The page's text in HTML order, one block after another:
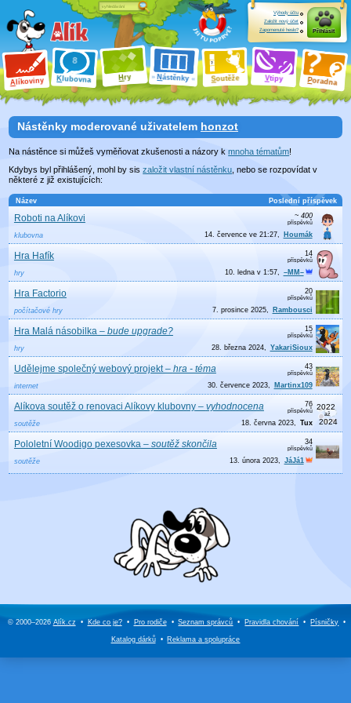
Alíkoviny Klubovna Hry Nástěnky Soutěže Vtipy Poradna
Výhody účtu
Založit nový účet
Zapomenuté heslo?
Přihlásit
Nástěnky moderované uživatelem honzot
Na nástěnce si můžeš vyměňovat zkušenosti a názory kmnoha tématům!
Kdybys byl přihlášený, mohl by siszaložit vlastní nástěnku , nebo se rozpovídat v
některé z již existujících:
Název Poslední příspěvek
klubovna
Roboti na Alíkovi ~ 400
Houmák
14. července ve 21:27
hry
Hra Hafík 14
–MM–
10. ledna v 1:57
počítačové hry
Hra Factorio 20
Rambousci
7. prosince 2025
hry
Hra Malá násobilka– bude upgrade? 15
YakariSioux
28. března 2024
internet
Udělejme společný webový projekt– hra - téma 43
Martinx109
30. července 2023
soutěže
Alíkova soutěž o renovaci Alíkovy klubovny– vyhodnocena 76
Tux
18. června 2023
soutěže
Pololetní Woodigo pexesovka– soutěž skončila 34
JáJá1
13. února 2023
© 2000–2026Alík.cz • Kde co je? • Pro rodiče • Seznam správců • Pravidla chování • Písničky •
Katalog dárků • Reklama aspolupráce